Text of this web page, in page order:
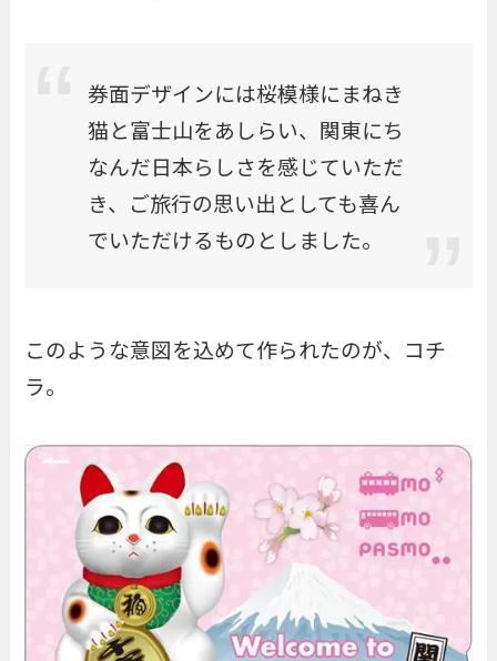
券面デザインには桜模様にまねき
猫と富士山をあしらい、関東にち
なんだ日本らしさを感じていただ
き、ご旅行の思い出としても喜ん
でいただけるものとしました。
このような意図を込めて作られたのが、コチ
ラ。